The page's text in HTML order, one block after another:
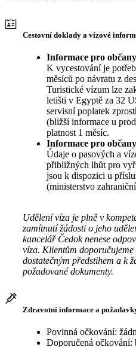
Cestovní doklady a vízové
Informace pro
K vycestování je
měsíců po návratu z
Turistické vízum lze
letišti v Egyptě za 32
servisní poplatek
(bližší informace u
platnost 1 měsíc.
Informace pro
Údaje o pasových a
přibližných lhůt pro
jsou k dispozici u
(ministerstvo
Udělení víza je plně v
zamítnutí žádosti o jeho
kancelář Čedok nenese
víza. Klientům doporučujeme
dostatečným předstihem a k
požadované dokumenty.
Zdravotní informace a
Povinná očkování:
Doporučená